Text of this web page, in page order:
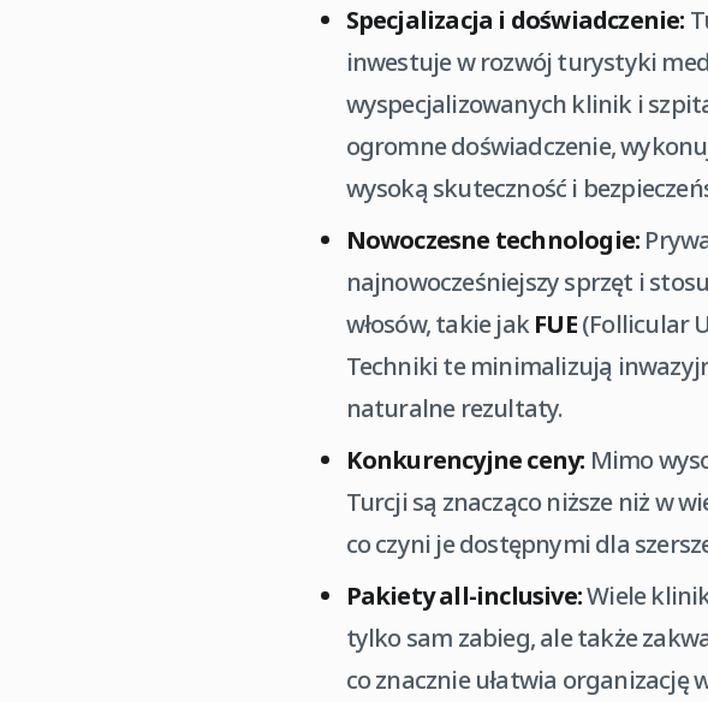
Specjalizacja i doświadczenie:
inwestuje w rozwój turystyki
wyspecjalizowanych klinik i
ogromne doświadczenie,
wysoką skuteczność i
Nowoczesne technologie:
najnowocześniejszy sprzęt i
włosów, takie jakFUE(Follicular
Techniki te minimalizują
naturalne rezultaty.
Konkurencyjne ceny: Mimo
Turcji są znacząco niższe niż w
co czyni je dostępnymi dla
Pakiety all-inclusive:Wiele
tylko sam zabieg, ale także
co znacznie ułatwia organizację